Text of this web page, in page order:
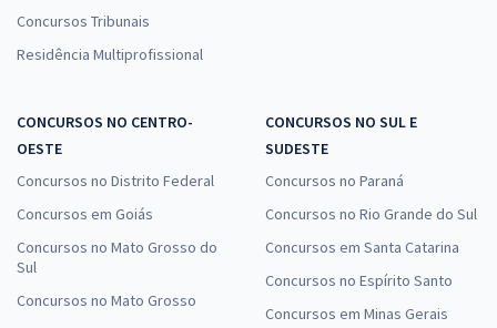
Concursos Tribunais
Residência Multiprofissional
CONCURSOS NO CENTRO-
OESTE
Concursos no Distrito Federal
Concursos em Goiás
Concursos no Mato Grosso do
Sul
Concursos no Mato Grosso
CONCURSOS NO SUL E
SUDESTE
Concursos no Paraná
Concursos no Rio Grande do Sul
Concursos em Santa Catarina
Concursos no Espírito Santo
Concursos em Minas Gerais